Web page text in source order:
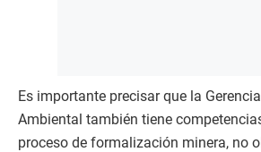
Es importante precisar que la
Ambiental también tiene
proceso de formalización minera, no